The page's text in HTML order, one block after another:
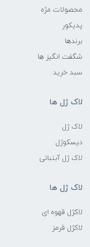
محصولات مژه
پدیکور
برندها
شگفت انگیز ها
سبد خرید
لاک ژل ها
لاک ژل
دیسکوژل
لاک ژل آبنباتی
لاک ژل ها
لاکژل قهوه ای
لاکژل قرمز